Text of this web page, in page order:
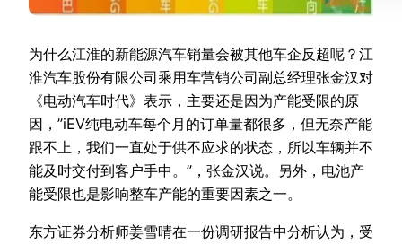
为什么江淮的新能源汽车销量会被其他车企反超呢？江
淮汽车股份有限公司乘用车营销公司副总经理张金汉对
《电动汽车时代》表示，主要还是因为产能受限的原
因，”iEV纯电动车每个月的订单量都很多，但无奈产能
跟不上，我们一直处于供不应求的状态，所以车辆并不
能及时交付到客户手中。”，张金汉说。另外，电池产
能受限也是影响整车产能的重要因素之一。
东方证券分析师姜雪晴在一份调研报告中分析认为，受